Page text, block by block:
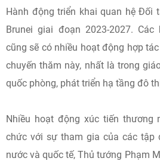
Hành động triển khai quan hệ Đối
Brunei giai đoạn 2023-2027.
cũng sẽ có nhiều hoạt động hợp
chuyến thăm này, nhất là trong
quốc phòng, phát triển hạ tầng đô
Nhiều hoạt động xúc tiến
chức với sự tham gia của các tập
nước và quốc tế, Thủ tướng Phạm